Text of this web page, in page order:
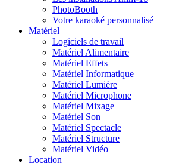
PhotoBooth
Votre karaoké personnalisé
Matériel
Logiciels de travail
Matériel Alimentaire
Matériel Effets
Matériel Informatique
Matériel Lumière
Matériel Microphone
Matériel Mixage
Matériel Son
Matériel Spectacle
Matériel Structure
Matériel Vidéo
Location